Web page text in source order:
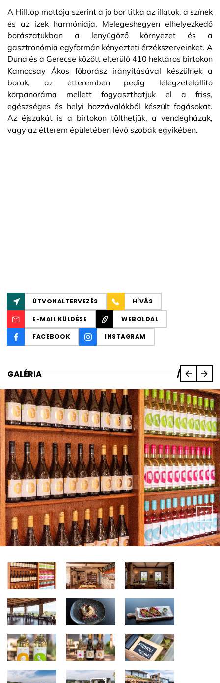
A Hilltop mottója szerint a jó bor titka az illatok, a színek
és az ízek harmóniája. Melegeshegyen elhelyezkedő
borászatukban a lenyűgöző környezet és a
gasztronómia egyformán kényezteti érzékszerveinket. A
Duna és a Gerecse között elterülő 410 hektáros birtokon
Kamocsay Ákos főborász irányításával készülnek a
borok, az étteremben pedig lélegzetelállító
körpanoráma mellett fogyaszthatjuk el a friss,
egészséges és helyi hozzávalókból készült fogásokat.
Az éjszakát is a birtokon tölthetjük, a vendégházak,
vagy az étterem épületében lévő szobák egyikében.
ÚTVONALTERVEZÉS HÍVÁS
E-MAIL KÜLDÉSE WEBOLDAL
FACEBOOK INSTAGRAM
GALÉRIA /